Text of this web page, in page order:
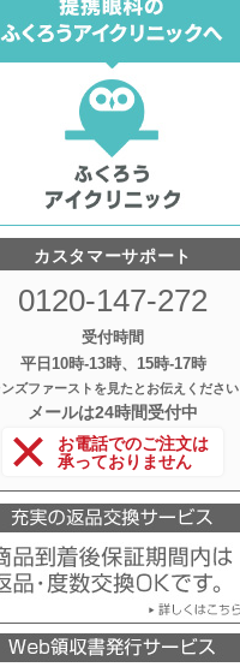
カスタマーサポート
0120-147-272
受付時間
平日10時‐13時、15時‐17時
ンズファーストを見たとお伝えください
メールは24時間受付中
お電話でのご注文は
承っておりません